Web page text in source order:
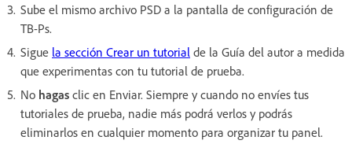
Sube el mismo archivo PSD a la pantalla de configuración de
TB-Ps.
Sigue la sección Crear un tutorial de la Guía del autor a medida
que experimentas con tu tutorial de prueba.
No hagas clic en Enviar. Siempre y cuando no envíes tus
tutoriales de prueba, nadie más podrá verlos y podrás
eliminarlos en cualquier momento para organizar tu panel.